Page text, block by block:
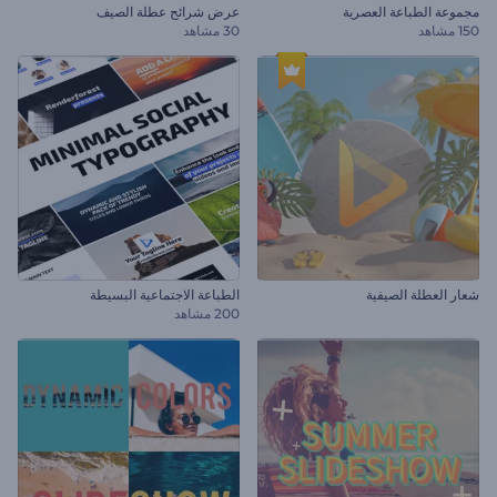
مجموعة الطباعة العصرية
150 مشاهد
عرض شرائح عطلة الصيف
30 مشاهد
شعار العطلة الصيفية
الطباعة الاجتماعية البسيطة
200 مشاهد